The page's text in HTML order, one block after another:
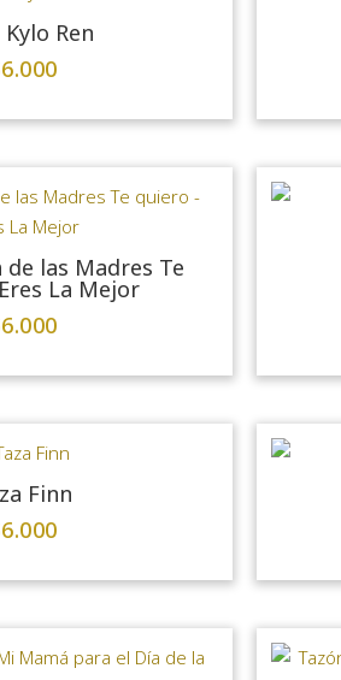
Kylo Ren
6.000
de las Madres Te
La Mejor
6.000
Finn
6.000